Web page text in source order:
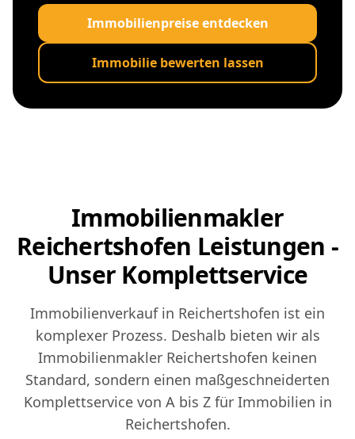
Immobilienpreise entdecken
Immobilie bewerten lassen
Immobilienmakler
Reichertshofen Leistungen -
Unser Komplettservice
Immobilienverkauf in Reichertshofen ist ein
komplexer Prozess. Deshalb bieten wir als
Immobilienmakler Reichertshofen keinen
Standard, sondern einen maßgeschneiderten
Komplettservice von A bis Z für Immobilien in
Reichertshofen.